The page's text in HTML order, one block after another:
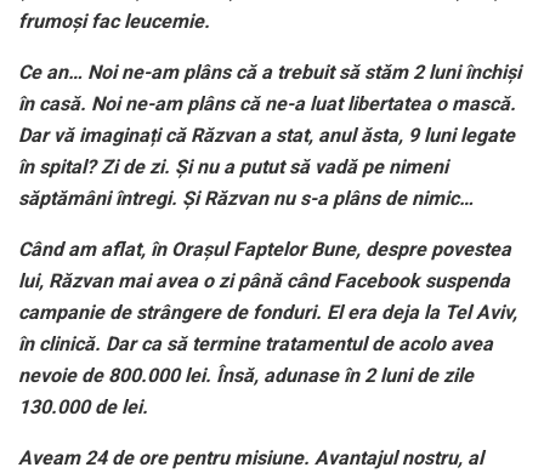
frumoși fac leucemie.
Ce an… Noi ne-am plâns că a trebuit să stăm 2 luni închiși
în casă. Noi ne-am plâns că ne-a luat libertatea o mască.
Dar vă imaginați că Răzvan a stat, anul ăsta, 9 luni legate
în spital? Zi de zi. Și nu a putut să vadă pe nimeni
săptămâni întregi. Și Răzvan nu s-a plâns de nimic…
Când am aflat, în Orașul Faptelor Bune, despre povestea
lui, Răzvan mai avea o zi până când Facebook suspenda
campanie de strângere de fonduri. El era deja la Tel Aviv,
în clinică. Dar ca să termine tratamentul de acolo avea
nevoie de 800.000 lei. Însă, adunase în 2 luni de zile
130.000 de lei.
Aveam 24 de ore pentru misiune. Avantajul nostru, al